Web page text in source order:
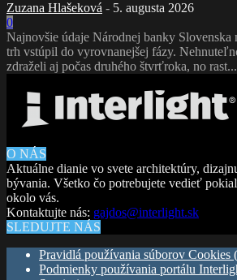
Zuzana Hlašeková - 5. augusta 2026
0
Najnovšie údaje Národnej banky Slovenska
trh vstúpil do vyrovnanejšej fázy.
zdraželi aj počas druhého štvrťroka, no rast...
O NÁS
Aktuálne dianie vo svete architektúry,
bývania. Všetko čo potrebujete vedieť
okolo vás.
Kontaktujte nás: gajdos@interlight.sk
SLEDUJTE NÁS
Pravidlá používania súborov Cookies
Podmienky používania portálu